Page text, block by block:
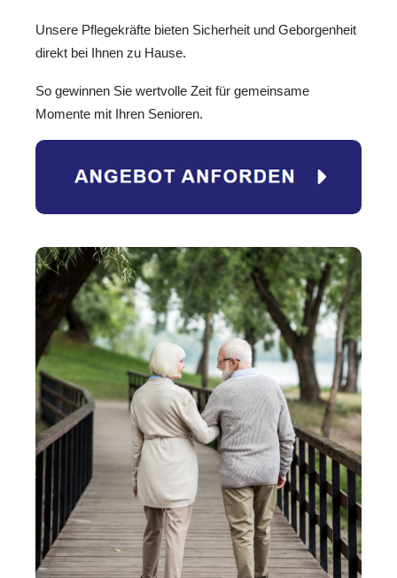
Unsere Pflegekräfte bieten Sicherheit und Geborgenheit
direkt bei Ihnen zu Hause.
So gewinnen Sie wertvolle Zeit für gemeinsame
Momente mit Ihren Senioren.